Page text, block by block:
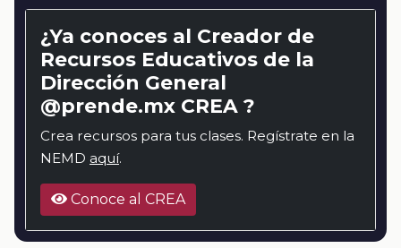
¿Ya conoces al Creador de
Recursos Educativos de la
Dirección General
@prende.mx CREA ?
Crea recursos para tus clases. Regístrate en la
NEMD aquí.
Conoce al CREA